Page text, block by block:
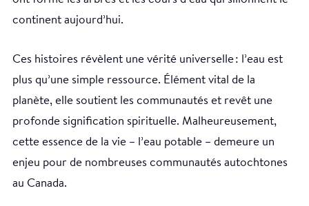
continent aujourd’hui.
Ces histoires révèlent une vérité universelle : l’eau est
plus qu’une simple ressource. Élément vital de la
planète, elle soutient les communautés et revêt une
profonde signification spirituelle. Malheureusement,
cette essence de la vie – l’eau potable – demeure un
enjeu pour de nombreuses communautés autochtones
au Canada.